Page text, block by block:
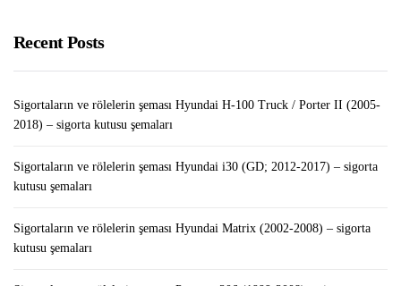
Recent Posts
Sigortaların ve rölelerin şeması Hyundai H-100 Truck / Porter II (2005-
2018) – sigorta kutusu şemaları
Sigortaların ve rölelerin şeması Hyundai i30 (GD; 2012-2017) – sigorta
kutusu şemaları
Sigortaların ve rölelerin şeması Hyundai Matrix (2002-2008) – sigorta
kutusu şemaları